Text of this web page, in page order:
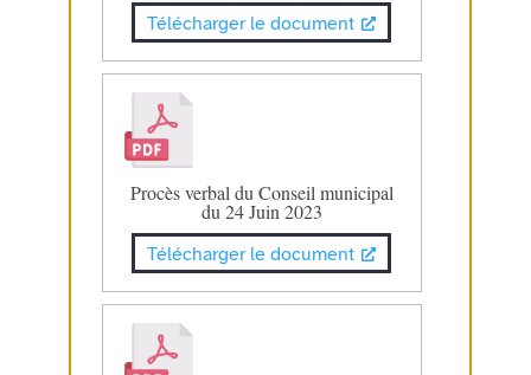
Télécharger le document
Procès verbal du Conseil municipal
du 24 Juin 2023
Télécharger le document